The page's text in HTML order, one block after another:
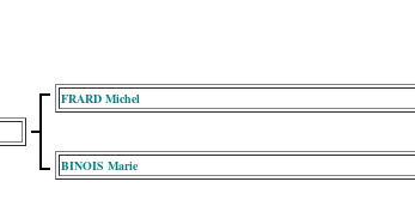
FRARD Michel
BINOIS Marie